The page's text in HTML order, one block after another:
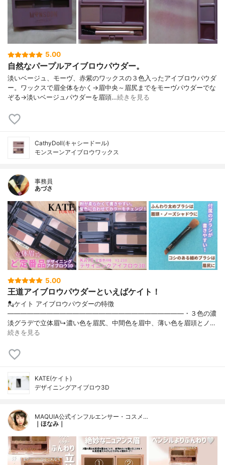
5.00
自然なパープルアイブロウパウダー。
淡いベージュ、モーヴ、赤紫のワックスの３色入ったアイブロウパウダ
ー。ワックスで眉全体をかく→眉中央～眉尻までをモーヴパウダーでな
ぞる→淡いベージュパウダーを眉頭…続きを見る
CathyDoll(キャシードール)
モンスーンアイブロウワックス
事務員
あづさ
5.00
王道アイブロウパウダーといえばケイト！
💂ケイト アイブロウパウダーの特徴
———————————————————————————・３色の濃
淡グラデで立体眉↳濃い色を眉尻、中間色を眉中、薄い色を眉頭とノ…
続きを見る
KATE(ケイト)
デザイニングアイブロウ3D
MAQUIA公式インフルエンサー・コスメ…
｜ほなみ｜